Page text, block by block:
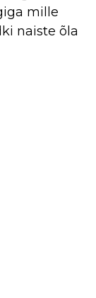
mille
naiste õla